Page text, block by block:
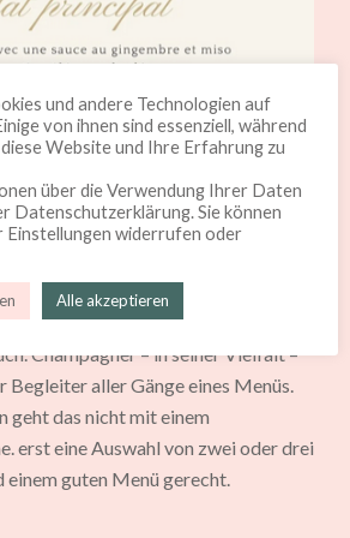
champagne est l’allié des grandes
sont souvent servies en apéritif ou à
peuvent également accompagner
raffinés.
Champagner – in seiner Vielfalt –
Begleiter aller Gänge eines Menüs.
geht das nicht mit einem
erst eine Auswahl von zwei oder drei
einem guten Menü gerecht.
und andere Technologien auf
von ihnen sind essenziell, während
Website und Ihre Erfahrung zu
über die Verwendung Ihrer Daten
Datenschutzerklärung. Sie können
Einstellungen widerrufen oder
Alle akzeptieren